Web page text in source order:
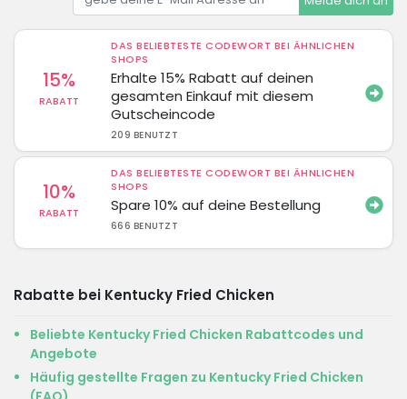
15%
RABATT
DAS BELIEBTESTE CODEWORT BEI ÄHNLICHEN
SHOPS
Erhalte 15% Rabatt auf deinen
gesamten Einkauf mit diesem
Gutscheincode
209 BENUTZT
10%
RABATT
DAS BELIEBTESTE CODEWORT BEI ÄHNLICHEN
SHOPS
Spare 10% auf deine Bestellung
666 BENUTZT
Rabatte bei Kentucky Fried Chicken
Beliebte Kentucky Fried Chicken Rabattcodes und
Angebote
Häufig gestellte Fragen zu Kentucky Fried Chicken